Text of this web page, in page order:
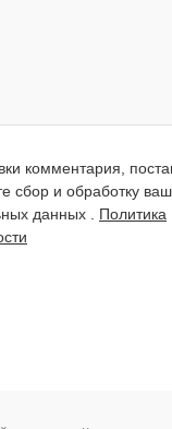
комментария,
сбор и обработку
данных . Политика